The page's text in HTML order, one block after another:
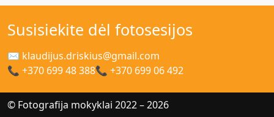
Susisiekite dėl fotosesijos
✉ klaudijus.driskius@gmail.com
📞 +370 699 48 388📞 +370 699 06 492
© Fotografija mokyklai 2022 – 2026